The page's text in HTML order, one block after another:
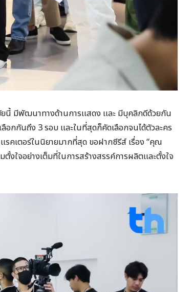
ยนี้ มีพัฒนาทางด้านการแสดง และ มีบุคลิกดีด้วยกัน
กกันถึง 3 รอบ และในที่สุดก็คัดเลือกจนได้ตัวละคร
รคเตอร์ในนิยายมากที่สุด ขอฝากซีรีส์ เรื่อง “คุณ
งใจอย่างเต็มที่ในการสร้างสรรค์การผลิตและตั้งใจ